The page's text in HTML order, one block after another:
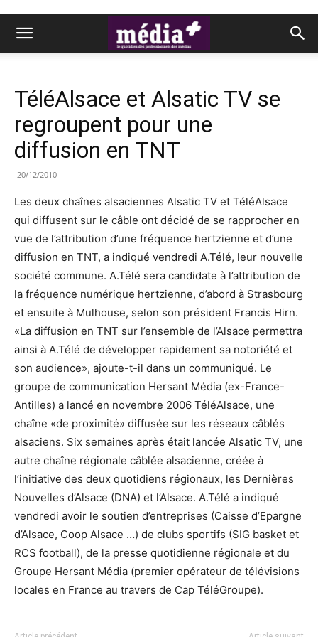
TéléAlsace et Alsatic TV se
regroupent pour une
diffusion en TNT
20/12/2010
Les deux chaînes alsaciennes Alsatic TV et TéléAlsace
qui diffusent sur le câble ont décidé de se rapprocher en
vue de l’attribution d’une fréquence hertzienne et d’une
diffusion en TNT, a indiqué vendredi A.Télé, leur nouvelle
société commune. A.Télé sera candidate à l’attribution de
la fréquence numérique hertzienne, d’abord à Strasbourg
et ensuite à Mulhouse, selon son président Francis Hirn.
«La diffusion en TNT sur l’ensemble de l’Alsace permettra
ainsi à A.Télé de développer rapidement sa notoriété et
son audience», ajoute-t-il dans un communiqué. Le
groupe de communication Hersant Média (ex-France-
Antilles) a lancé en novembre 2006 TéléAlsace, une
chaîne «de proximité» diffusée sur les réseaux câblés
alsaciens. Six semaines après était lancée Alsatic TV, une
autre chaîne régionale câblée alsacienne, créée à
l’initiative des deux quotidiens régionaux, les Dernières
Nouvelles d’Alsace (DNA) et l’Alsace. A.Télé a indiqué
vendredi avoir le soutien d’entreprises (Caisse d’Epargne
d’Alsace, Coop Alsace …) de clubs sportifs (SIG basket et
RCS football), de la presse quotidienne régionale et du
Groupe Hersant Média (premier opérateur de télévisions
locales en France au travers de Cap TéléGroupe).